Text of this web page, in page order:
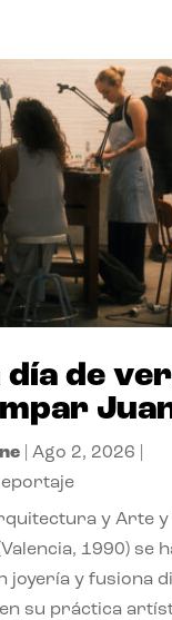
día de
|Ago 2, 2026
y Arte y
1990) se
joyería y fusiona
su práctica